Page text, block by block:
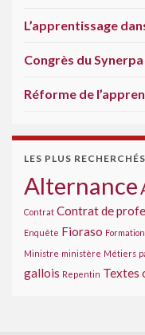
L’apprentissage
Congrès du Synerpa
Réforme de
LES PLUS RECHERCHÉS
Alternance
Contrat Contrat de
Enquête Fioraso Formation
Ministre ministère Métiers
gallois Repentin Textes